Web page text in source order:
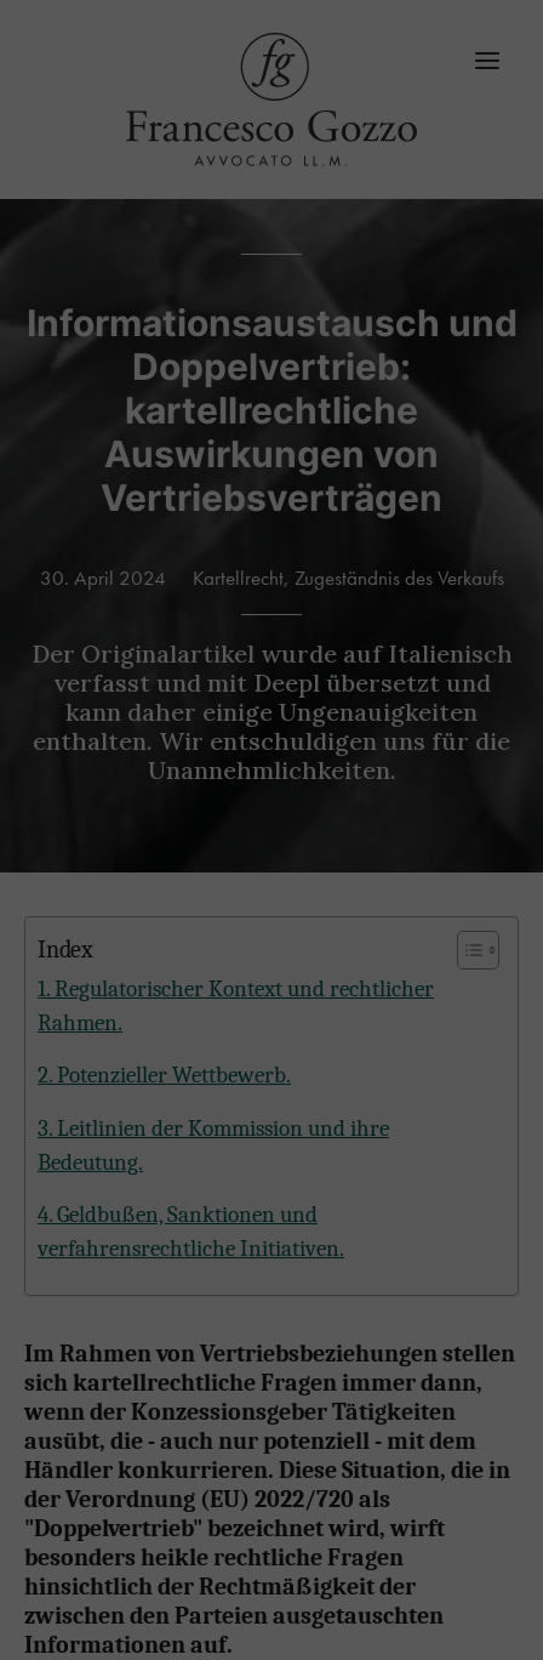
Dienstleistungen
Blog
LinkedIn
Kontakt
Sprache
Informationsaustausch und
Doppelvertrieb:
kartellrechtliche
Auswirkungen von
Vertriebsverträgen
30. April 2024 Kartellrecht, Zugeständnis des Verkaufs
Der Originalartikel wurde auf Italienisch
verfasst und mit Deepl übersetzt und
kann daher einige Ungenauigkeiten
enthalten. Wir entschuldigen uns für die
Unannehmlichkeiten.
Index
1. Regulatorischer Kontext und rechtlicher
Rahmen.
2. Potenzieller Wettbewerb.
3. Leitlinien der Kommission und ihre
Bedeutung.
4. Geldbußen, Sanktionen und
verfahrensrechtliche Initiativen.
Im Rahmen von Vertriebsbeziehungen stellen
sich kartellrechtliche Fragen immer dann,
wenn der Konzessionsgeber Tätigkeiten
ausübt, die - auch nur potenziell - mit dem
Händler konkurrieren. Diese Situation, die in
der Verordnung (EU) 2022/720 als
"Doppelvertrieb" bezeichnet wird, wirft
besonders heikle rechtliche Fragen
hinsichtlich der Rechtmäßigkeit der
zwischen den Parteien ausgetauschten
Informationen auf.